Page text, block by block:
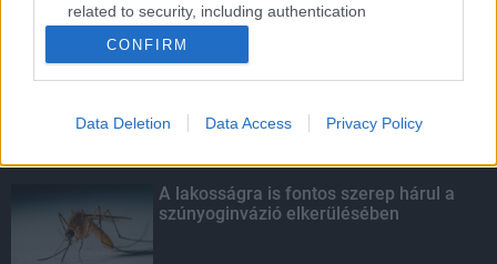
related to security, including authentication
CONFIRM
Data Deletion Data Access Privacy Policy
KIEMELT
Kecskeméten is szakirányú
Egyetem
A lakosságra is fontos szerep hárul a
szúnyoginvázió elkerülésében